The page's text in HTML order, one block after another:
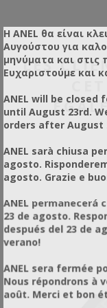
LES
Η ANEL θα είναι
Αυγούστου για
μηνύματα και στις
Ευχαριστούμε και
ANEL will be closed
until August 23rd.
orders after August
ANEL sarà chiusa
agosto.
agosto. Grazie e
ANEL permanecerá
23 de agosto.
después del 23 de
verano!
ANEL sera fermée
Nous répondrons à
août. Merci et bon